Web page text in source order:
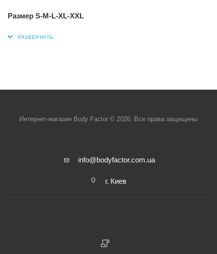
Размер S-M-L-XL-XXL
Интернет-магазин Body Factor © 2026. Все права защищены
info@bodyfactor.com.ua
г. Киев